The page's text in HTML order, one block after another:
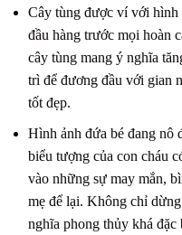
Cây tùng được ví với hình
đầu hàng trước mọi hoàn
cây tùng mang ý nghĩa
trì để đương đầu với gian
tốt đẹp.
Hình ảnh đứa bé đang nô
biểu tượng của con cháu
vào những sự may mắn,
mẹ để lại. Không chỉ
nghĩa phong thủy khá